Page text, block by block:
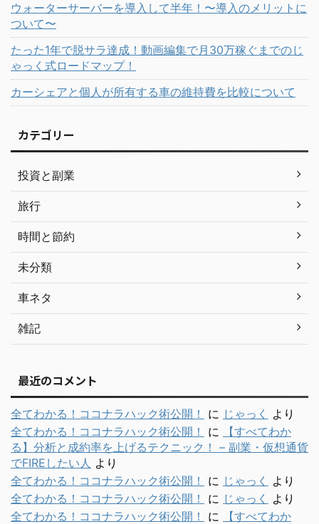
ウォーターサーバーを導入して半年！〜導入のメリットに
ついて〜
たった1年で脱サラ達成！動画編集で月30万稼ぐまでのじ
ゃっく式ロードマップ！
カーシェアと個人が所有する車の維持費を比較について
カテゴリー
投資と副業
旅行
時間と節約
未分類
車ネタ
雑記
最近のコメント
全てわかる！ココナラハック術公開！ に じゃっく
より
全てわかる！ココナラハック術公開！
に
【すべてわか
る】分析と成約率を上げるテクニック！ – 副業・仮想通貨
でFIREしたい人 より
全てわかる！ココナラハック術公開！
に じゃっく
より
全てわかる！ココナラハック術公開！
に じゃっく
より
全てわかる！ココナラハック術公開！
に
【すべてわか